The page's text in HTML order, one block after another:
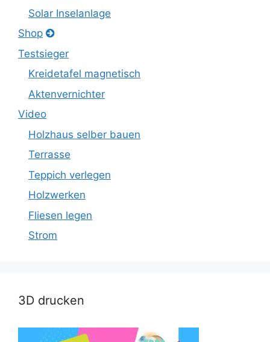
Solar Inselanlage
Shop
Testsieger
Kreidetafel magnetisch
Aktenvernichter
Video
Holzhaus selber bauen
Terrasse
Teppich verlegen
Holzwerken
Fliesen legen
Strom
3D drucken